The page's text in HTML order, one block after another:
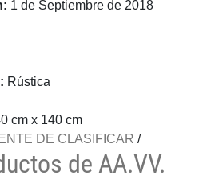
1 de Septiembre de 2018
Rústica
cm x 140 cm
DE CLASIFICAR /
de AA.VV.